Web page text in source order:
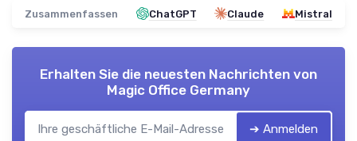
Zusammenfassen ChatGPT Claude Mistral
Erhalten Sie die neuesten Nachrichten von
Magic Office Germany
➔ Anmelden